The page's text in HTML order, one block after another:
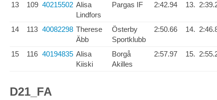
13 109 40215502 Alisa
Lindfors
Pargas IF 2:42.94 13.
14 113 40082298 Therese
Äbb
Österby
Sportklubb
2:50.66 14.
15 116 40194835 Alisa
Kiiski
Borgå
Akilles
2:57.97 15.
D21_FA